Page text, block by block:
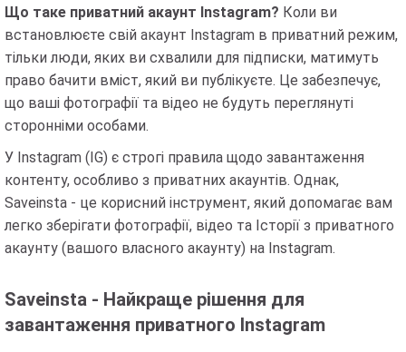
Що таке приватний акаунт Instagram? Коли ви
встановлюєте свій акаунт Instagram в приватний режим,
тільки люди, яких ви схвалили для підписки, матимуть
право бачити вміст, який ви публікуєте. Це забезпечує,
що ваші фотографії та відео не будуть переглянуті
сторонніми особами.
У Instagram (IG) є строгі правила щодо завантаження
контенту, особливо з приватних акаунтів. Однак,
Saveinsta - це корисний інструмент, який допомагає вам
легко зберігати фотографії, відео та Історії з приватного
акаунту (вашого власного акаунту) на Instagram.
Saveinsta - Найкраще рішення для
завантаження приватного Instagram